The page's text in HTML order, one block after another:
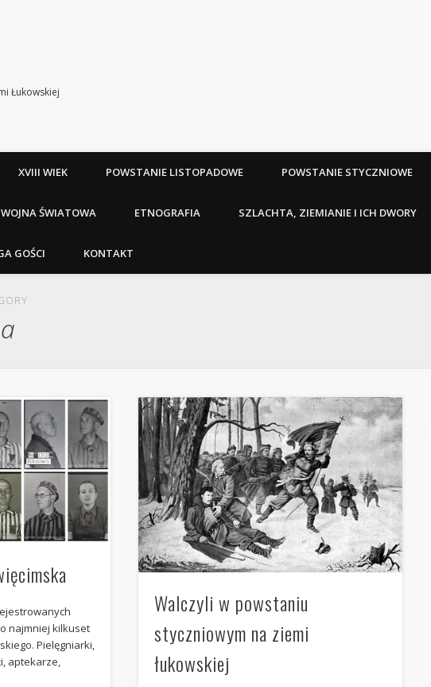
Łukowskiej
XVIII WIEK POWSTANIE LISTOPADOWE POWSTANIE STYCZNIOWE
ŚWIATOWA ETNOGRAFIA SZLACHTA, ZIEMIANIE I ICH DWORY
GOŚCI KONTAKT
najmniej kilkuset
Pielęgniarki,
aptekarze,
Walczyli w powstaniu
styczniowym na ziemi
łukowskiej